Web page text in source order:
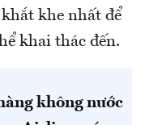
khe nhất để
khai thác đến.
không nước